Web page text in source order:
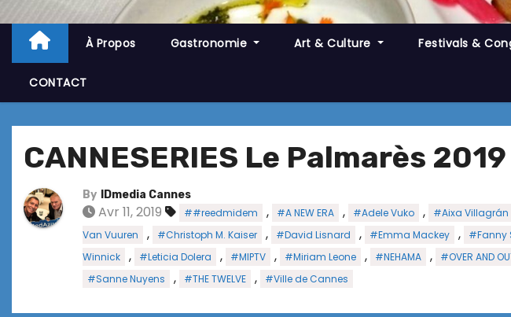
À Propos Gastronomie Art & Culture Festivals &
CONTACT
CANNESERIES Le Palmarès 2019
By IDmedia Cannes
Avr 11, 2019 ##reedmidem , #A NEW ERA , #Adele Vuko , #Aixa Villagrán
Van Vuuren
, #Christoph M. Kaiser , #David Lisnard , #Emma Mackey , #Fanny
Winnick
, #Leticia Dolera , #MIPTV , #Miriam Leone , #NEHAMA , #OVER AND
#Sanne Nuyens , #THE TWELVE , #Ville de Cannes